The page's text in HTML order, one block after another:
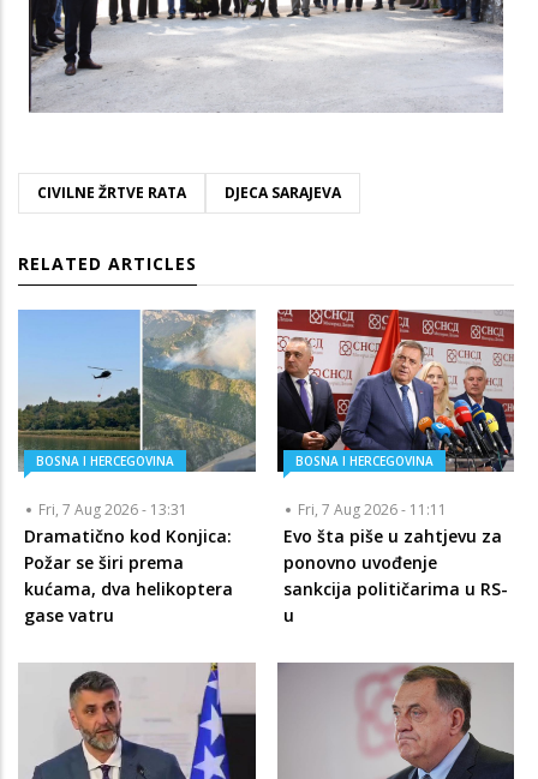
CIVILNE ŽRTVE RATA DJECA SARAJEVA
RELATED ARTICLES
BOSNA I HERCEGOVINA
Fri, 7 Aug 2026 - 13:31
Dramatično kod Konjica:
Požar se širi prema
kućama, dva helikoptera
gase vatru
BOSNA I HERCEGOVINA
Fri, 7 Aug 2026 - 11:11
Evo šta piše u zahtjevu za
ponovno uvođenje
sankcija političarima u RS-
u